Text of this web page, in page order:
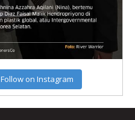
Follow on Instagram